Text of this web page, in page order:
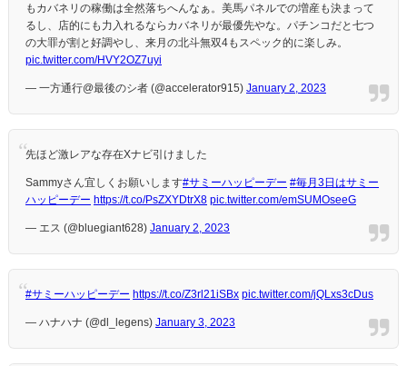
もカバネリの稼働は全然落ちへんなぁ。美馬パネルでの増産も決まって
るし、店的にも力入れるならカバネリが最優先やな。パチンコだと七つ
の大罪が割と好調やし、来月の北斗無双4もスペック的に楽しみ。
pic.twitter.com/HVY2OZ7uyi
— 一方通行@最後のシ者 (@accelerator915) January 2, 2023
先ほど激レアな存在Xナビ引けました
Sammyさん宜しくお願いします#サミーハッピーデー #毎月3日はサミー
ハッピーデー https://t.co/PsZXYDtrX8 pic.twitter.com/emSUMOseeG
— エス (@bluegiant628) January 2, 2023
#サミーハッピーデー https://t.co/Z3rl21iSBx pic.twitter.com/jQLxs3cDus
— ハナハナ (@dl_legens) January 3, 2023